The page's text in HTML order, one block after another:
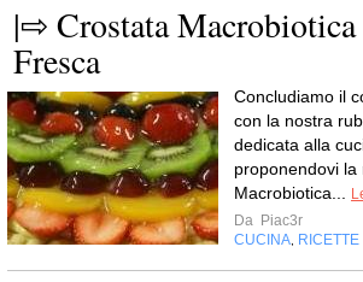
|⇨ Crostata
Fresca
Concludiamo il
con la nostra
dedicata alla
proponendovi
Macrobiotica...
Da Piac3r
CUCINA, RICETTE